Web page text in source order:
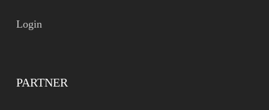
Login
PARTNER